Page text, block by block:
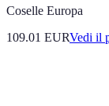
Coselle Europa
109.01 EURVedi il